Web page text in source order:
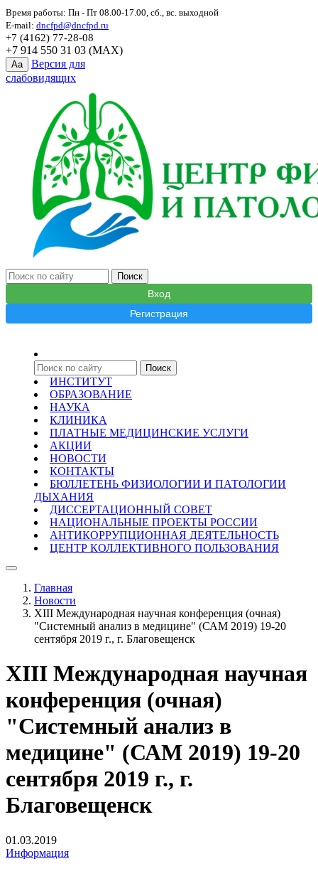
Время работы: Пн - Пт 08.00-17.00, сб., вс. выходной
E-mail: dncfpd@dncfpd.ru
+7 (4162) 77-28-08
+7 914 550 31 03 (MAX)
Aa
Версия для
слабовидящих
Вход
Регистрация
ИНСТИТУТ
ОБРАЗОВАНИЕ
НАУКА
КЛИНИКА
ПЛАТНЫЕ МЕДИЦИНСКИЕ УСЛУГИ
АКЦИИ
НОВОСТИ
КОНТАКТЫ
БЮЛЛЕТЕНЬ ФИЗИОЛОГИИ И ПАТОЛОГИИ
ДЫХАНИЯ
ДИССЕРТАЦИОННЫЙ СОВЕТ
НАЦИОНАЛЬНЫЕ ПРОЕКТЫ РОССИИ
АНТИКОРРУПЦИОННАЯ ДЕЯТЕЛЬНОСТЬ
ЦЕНТР КОЛЛЕКТИВНОГО ПОЛЬЗОВАНИЯ
Главная
Новости
XIII Международная научная конференция (очная)
"Системный анализ в медицине" (САМ 2019) 19-20
сентября 2019 г., г. Благовещенск
XIII Международная научная
конференция (очная)
"Системный анализ в
медицине" (САМ 2019) 19-20
сентября 2019 г., г.
Благовещенск
01.03.2019
Информация